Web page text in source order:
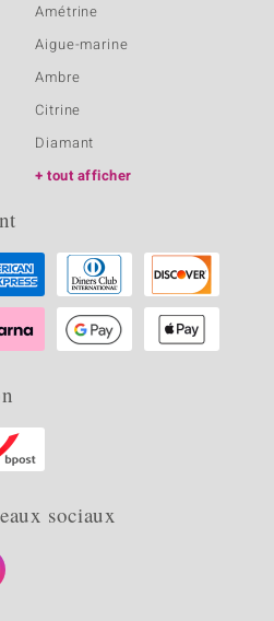
Amétrine
Aigue-marine
Ambre
Citrine
Diamant
tout afficher
sociaux